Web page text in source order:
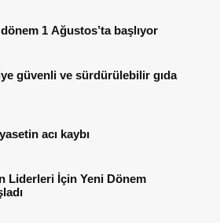
1 Ağustos’ta başlıyor
güvenli ve sürdürülebilir gıda
acı kaybı
Liderleri İçin Yeni Dönem